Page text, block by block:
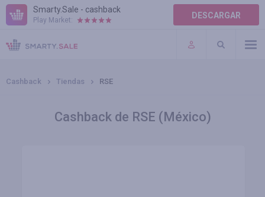
Smarty.Sale - cashback
Play Market: DESCARGAR
AYUDA
TÉRMINOS DE USO
Cashback Tiendas RSE
Cashback de RSE (México)